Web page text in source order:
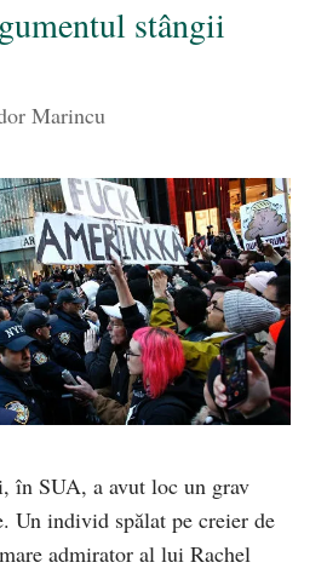
stângii
Marincu
în SUA, a avut loc un grav
Un individ spălat pe creier de
admirator al lui Rachel